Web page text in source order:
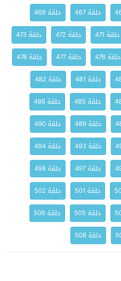
حلقة 467
حلقة 468
حلقة 471 حلقة 472
حلقة 473
حلقة 476 حلقة 477
حلقة 478
حلقة 481
حلقة 482
حلقة 485
حلقة 486
حلقة 489
حلقة 490
حلقة 493
حلقة 494
حلقة 497
حلقة 498
حلقة 501
حلقة 502
حلقة 505
حلقة 506
حلقة 508